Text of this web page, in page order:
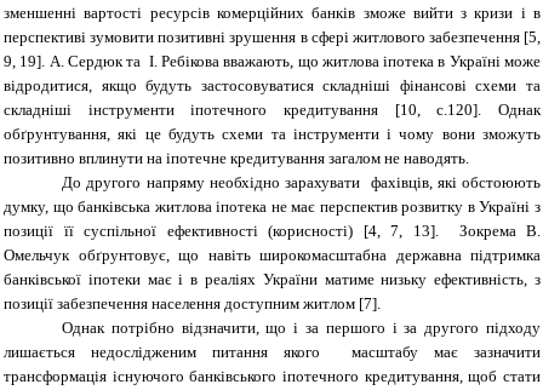
зменшенні вартості ресурсів комерційних банків зможе вийти з кризи і в
перспективі зумовити позитивні зрушення в сфері житлового забезпечення [5,
9, 19]. А. Сердюк та І. Ребікова вважають, що житлова іпотека в Україні може
відродитися, якщо будуть застосовуватися складніші фінансові схеми та
складніші інструменти іпотечного кредитування [10, с.120]. Однак
обґрунтування, які це будуть схеми та інструменти і чому вони зможуть
позитивно вплинути на іпотечне кредитування загалом не наводять.
До другого напряму необхідно зарахувати фахівців, які обстоюють
думку, що банківська житлова іпотека не має перспектив розвитку в Україні з
позиції її суспільної ефективності (корисності) [4, 7, 13]. Зокрема В.
Омельчук обґрунтовує, що навіть широкомасштабна державна підтримка
банківської іпотеки має і в реаліях України матиме низьку ефективність, з
позиції забезпечення населення доступним житлом [7].
Однак потрібно відзначити, що і за першого і за другого підходу
лишається недослідженим питання якого масштабу має зазначити
трансформація існуючого банківського іпотечного кредитування, щоб стати